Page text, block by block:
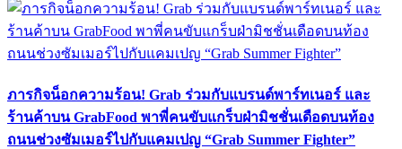
ภารกิจน็อกความร้อน! Grab ร่วมกับแบรนด์พาร์ทเนอร์ และ
ร้านค้าบน GrabFood พาพี่คนขับแกร็บฝ่ามิชชั่นเดือดบนท้อง
ถนนช่วงซัมเมอร์ไปกับแคมเปญ “Grab Summer Fighter”